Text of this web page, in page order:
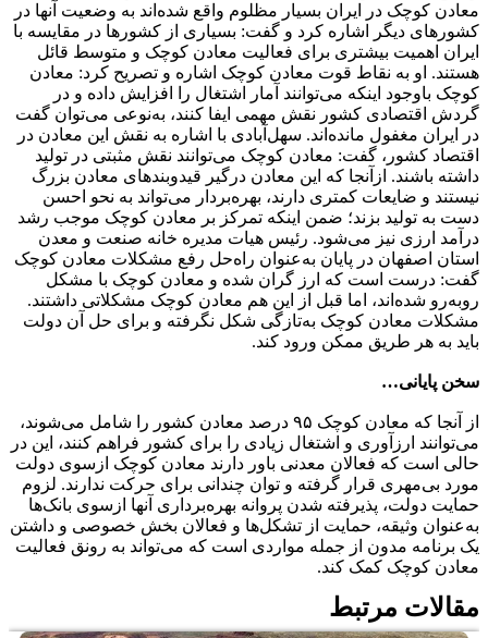
معادن کوچک در ایران بسیار مظلوم واقع ‌شده‌اند به وضعیت آنها در
کشورهای دیگر اشاره کرد و گفت: بسیاری از کشورها در مقایسه با
ایران اهمیت بیشتری برای فعالیت معادن کوچک و متوسط قائل
هستند. او به نقاط قوت معادن کوچک اشاره و تصریح کرد: معادن
کوچک باوجود اینکه می‌توانند آمار اشتغال را افزایش داده و در
گردش اقتصادی کشور نقش مهمی ایفا کنند، به‌نوعی می‌توان گفت
در ایران مغفول مانده‌اند. سهل‌آبادی با اشاره به نقش این معادن در
اقتصاد کشور، گفت: معادن کوچک می‌توانند نقش مثبتی در تولید
داشته باشند. ازآنجا که این معادن درگیر قیدوبندهای معادن بزرگ
نیستند و ضایعات کمتری دارند، بهره‌بردار می‌تواند به نحو احسن
دست به تولید بزند؛ ضمن اینکه تمرکز بر معادن کوچک موجب رشد
درآمد ارزی نیز می‌شود. رئیس هیات مدیره خانه صنعت و معدن
استان اصفهان در پایان به‌عنوان راه‌حل‌ رفع مشکلات معادن کوچک
گفت: درست است که ارز گران شده و معادن کوچک با مشکل
روبه‌رو شده‌اند، اما قبل از این هم معادن کوچک مشکلاتی داشتند.
مشکلات معادن کوچک به‌تازگی شکل نگرفته و برای حل آن دولت
باید به هر طریق ممکن ورود کند.
سخن پایانی‌…
از آنجا که معادن کوچک ۹۵ درصد معادن کشور را شامل می‌شوند،
می‌توانند ارزآوری و اشتغال زیادی را برای کشور فراهم کنند، این در
حالی است که فعالان معدنی باور دارند معادن کوچک ازسوی دولت
مورد بی‌مهری قرار گرفته و توان چندانی برای حرکت ندارند. لزوم
حمایت دولت، پذیرفته شدن پروانه بهره‌برداری آنها ازسوی بانک‌ها
به‌عنوان وثیقه، حمایت از تشکل‌ها و فعالان بخش خصوصی و داشتن
یک برنامه مدون از جمله مواردی است که می‌تواند به رونق فعالیت
معادن کوچک کمک کند.
مقالات مرتبط